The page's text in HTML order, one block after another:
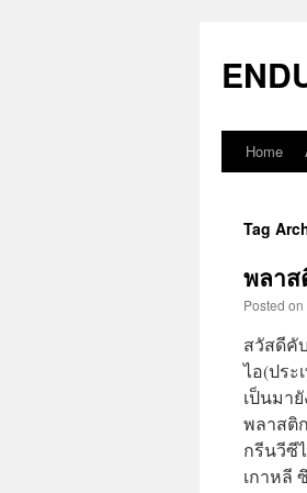
content
Home
Tag
พลาส
Posted on
สวัสดีคั
ไอ(ประ
เป็นมา
พลาสติ
กรีนวีซี
เกาหลี